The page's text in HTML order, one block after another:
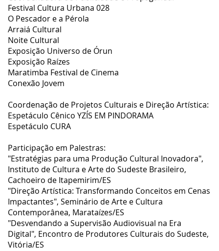
Festival Cultura Urbana 028
O Pescador e a Pérola
Arraiá Cultural
Noite Cultural
Exposição Universo de Órun
Exposição Raízes
Maratimba Festival de Cinema
Conexão Jovem
Coordenação de Projetos Culturais e Direção Artística:
Espetáculo Cênico YZÍS EM PINDORAMA
Espetáculo CURA
Participação em Palestras:
"Estratégias para uma Produção Cultural Inovadora",
Instituto de Cultura e Arte do Sudeste Brasileiro,
Cachoeiro de Itapemirim/ES
"Direção Artística: Transformando Conceitos em Cenas
Impactantes", Seminário de Arte e Cultura
Contemporânea, Marataízes/ES
"Desvendando a Supervisão Audiovisual na Era
Digital", Encontro de Produtores Culturais do Sudeste,
Vitória/ES